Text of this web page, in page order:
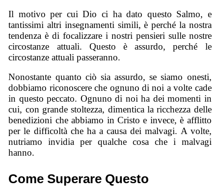
Il motivo per cui Dio ci ha dato questo Salmo, e
tantissimi altri insegnamenti simili, è perché la nostra
tendenza è di focalizzare i nostri pensieri sulle nostre
circostanze attuali. Questo è assurdo, perché le
circostanze attuali passeranno.
Nonostante quanto ciò sia assurdo, se siamo onesti,
dobbiamo riconoscere che ognuno di noi a volte cade
in questo peccato. Ognuno di noi ha dei momenti in
cui, con grande stoltezza, dimentica la ricchezza delle
benedizioni che abbiamo in Cristo e invece, è afflitto
per le difficoltà che ha a causa dei malvagi. A volte,
nutriamo invidia per qualche cosa che i malvagi
hanno.
Come Superare Questo